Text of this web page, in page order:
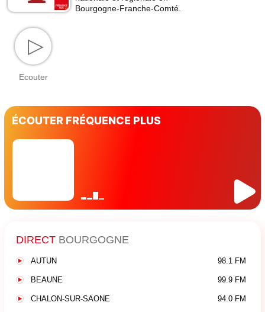
Bourgogne-Franche-Comté.
▷
Ecouter
ÉCOUTER FRÉQUENCE PLUS
DIRECT BOURGOGNE
AUTUN 98.1 FM
BEAUNE 99.9 FM
CHALON-SUR-SAONE 94.0 FM